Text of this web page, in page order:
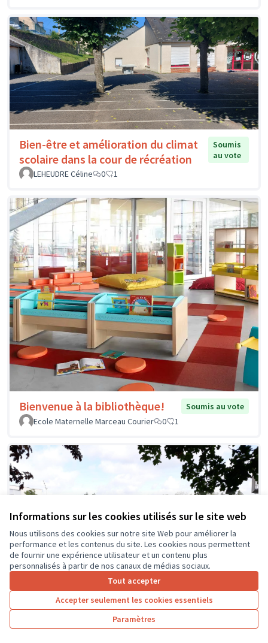
Informations sur les cookies utilisés sur le site web
Nous utilisons des cookies sur notre site Web pour améliorer la
performance et les contenus du site. Les cookies nous permettent
de fournir une expérience utilisateur et un contenu plus
personnalisés à partir de nos canaux de médias sociaux.
Tout accepter
Accepter seulement les cookies essentiels
Paramètres
Bien-être et amélioration du climat
scolaire dans la cour de récréation
Soumis
au vote
LEHEUDRE Céline
0 1
Bienvenue à la bibliothèque!
Soumis au vote
Ecole Maternelle Marceau Courier
0 1